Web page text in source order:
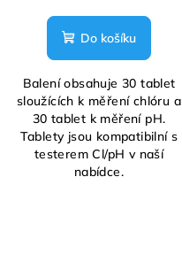
Do košíku
Balení obsahuje 30 tablet
sloužících k měření chlóru a
30 tablet k měření pH.
Tablety jsou kompatibilní s
testerem Cl/pH v naší
nabídce.